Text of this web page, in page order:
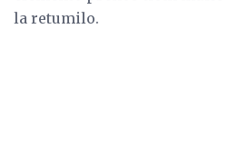
la retumilo.